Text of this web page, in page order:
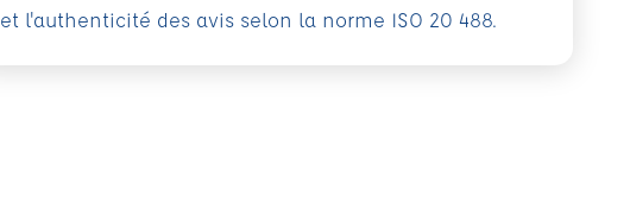
et l'authenticité des avis selon la norme ISO 20 488.